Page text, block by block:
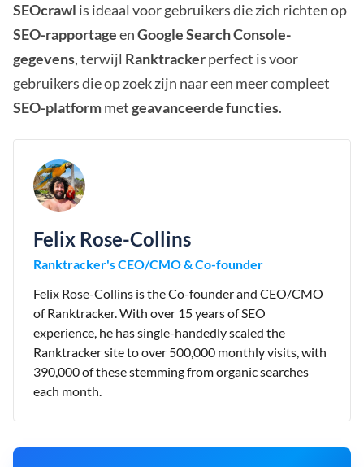
SEOcrawl is ideaal voor gebruikers die zich richten op
SEO-rapportageenGoogle Search Console-
gegevens, terwijl Ranktrackerperfect is voor
gebruikers die op zoek zijn naar een meer compleet
SEO-platformmetgeavanceerde functies.
Felix Rose-Collins
Ranktracker's CEO/CMO & Co-founder
Felix Rose-Collins is the Co-founder and CEO/CMO
of Ranktracker. With over 15 years of SEO
experience, he has single-handedly scaled the
Ranktracker site to over 500,000 monthly visits, with
390,000 of these stemming from organic searches
each month.